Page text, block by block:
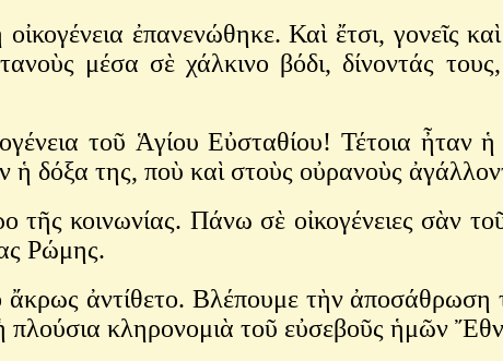
ἐπανενώθηκε. Καὶ ἔτσι, γονεῖς καὶ
μέσα σὲ χάλκινο βόδι, δίνοντάς
τοῦ Ἁγίου Εὐσταθίου! Τέτοια ἦταν ἡ
δόξα της, ποὺ καὶ στοὺς οὐρανοὺς
κοινωνίας. Πάνω σὲ οἰκογένειες σὰν
Ρώμης.
ἀντίθετο. Βλέπουμε τὴν ἀποσάθρωση τοῦ
πλούσια κληρονομιὰ τοῦ εὐσεβοῦς ἡμῶν